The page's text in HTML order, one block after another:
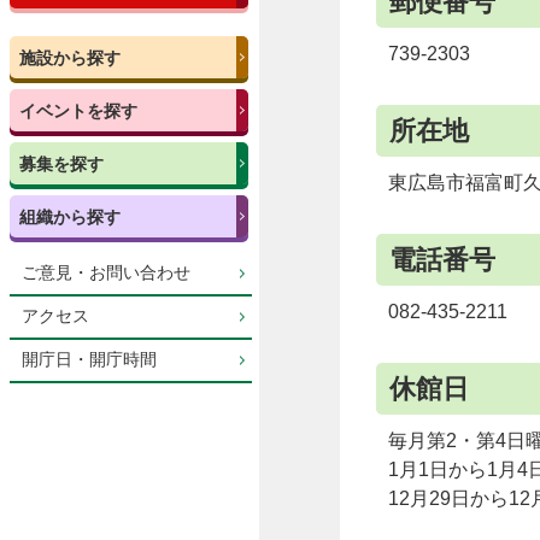
施設から探す
イベントを探す
募集を探す
組織から探す
ご意見・お問い合わせ
アクセス
開庁日・開庁時間
739-2303
所在地
東広島市福富町
電話番号
082-435-2211
休館日
毎月第2・第4日
1月1日から1月4
12月29日から12